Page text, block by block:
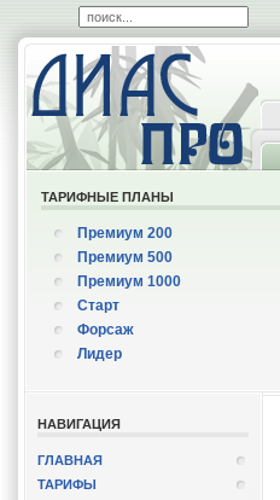
ТАРИФНЫЕ ПЛАНЫ
Премиум 200
Премиум 500
Премиум 1000
Старт
Форсаж
Лидер
НАВИГАЦИЯ
ГЛАВНАЯ
ТАРИФЫ